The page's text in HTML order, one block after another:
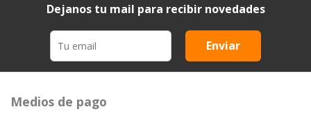
Dejanos tu mail para recibir novedades
Enviar
Medios de pago